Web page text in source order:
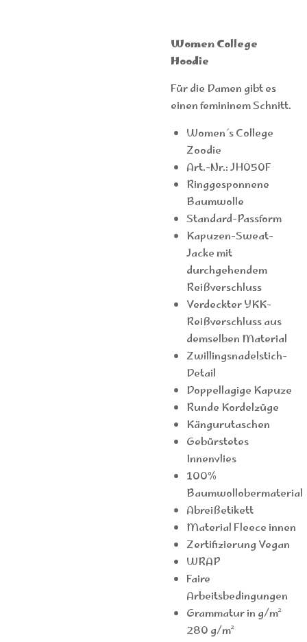
Women College
Hoodie
Für die Damen gibt es
einen femininem Schnitt.
Women´s College
Zoodie
Art.-Nr.: JH050F
Ringgesponnene
Baumwolle
Standard-Passform
Kapuzen-Sweat-
Jacke mit
durchgehendem
Reißverschluss
Verdeckter YKK-
Reißverschluss aus
demselben Material
Zwillingsnadelstich-
Detail
Doppellagige Kapuze
Runde Kordelzüge
Kängurutaschen
Gebürstetes
Innenvlies
100%
Baumwollobermaterial
Abreißetikett
Material Fleece innen
Zertifizierung Vegan
WRAP
Faire
Arbeitsbedingungen
Grammatur in g/m²
280 g/m²